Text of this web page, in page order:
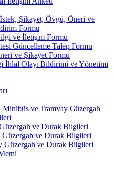
İstek, Şikayet, Övgü, Öneri ve
Formu
ve İletişim Formu
Güncelleme Talep Formu
ve Şikayet Formu
İhlal Olayı Bildirimi ve Yönetimi
Minibüs ve Tramvay Güzergah
ve Durak Bilgileri
Güzergah ve Durak Bilgileri
Güzergah ve Durak Bilgileri